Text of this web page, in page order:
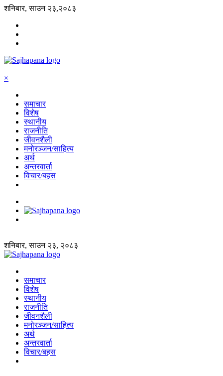
शनिबार, साउन २३,२०८३
×
समाचार
विशेष
स्थानीय
राजनीति
जीवनशैली
मनोरञ्जन/साहित्य
अर्थ
अन्तरवार्ता
विचार/बहस
शनिबार, साउन २३, २०८३
समाचार
विशेष
स्थानीय
राजनीति
जीवनशैली
मनोरञ्जन/साहित्य
अर्थ
अन्तरवार्ता
विचार/बहस